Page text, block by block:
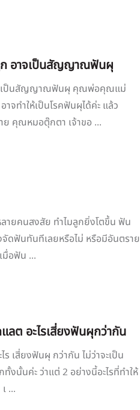
ก อาจเป็นสัญญาณฟันผุ
จเป็นสัญญาณฟันผุ คุณพ่อคุณแม่
จทำให้เป็นโรคฟันผุได้ค่ะ แล้ว
ย คุณหมอตุ๊กตา เจ้าขอ ...
ยคนสงสัย ทำไมลูกยิ่งโตขึ้น ฟัน
ดฟันทันทีเลยหรือไม่ หรือมีอันตราย
มื่อฟัน ...
แลต อะไรเสี่ยงฟันผุกว่ากัน
ร เสี่ยงฟันผุ กว่ากัน ไม่ว่าจะเป็น
งนั้นค่ะ ว่าแต่ 2 อย่างนี้อะไรที่ทำให้
...